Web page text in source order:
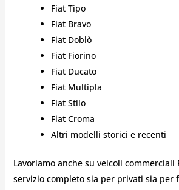
Fiat Tipo
Fiat Bravo
Fiat Doblò
Fiat Fiorino
Fiat Ducato
Fiat Multipla
Fiat Stilo
Fiat Croma
Altri modelli storici e recenti
Lavoriamo anche su veicoli commerciali
servizio completo sia per privati sia per